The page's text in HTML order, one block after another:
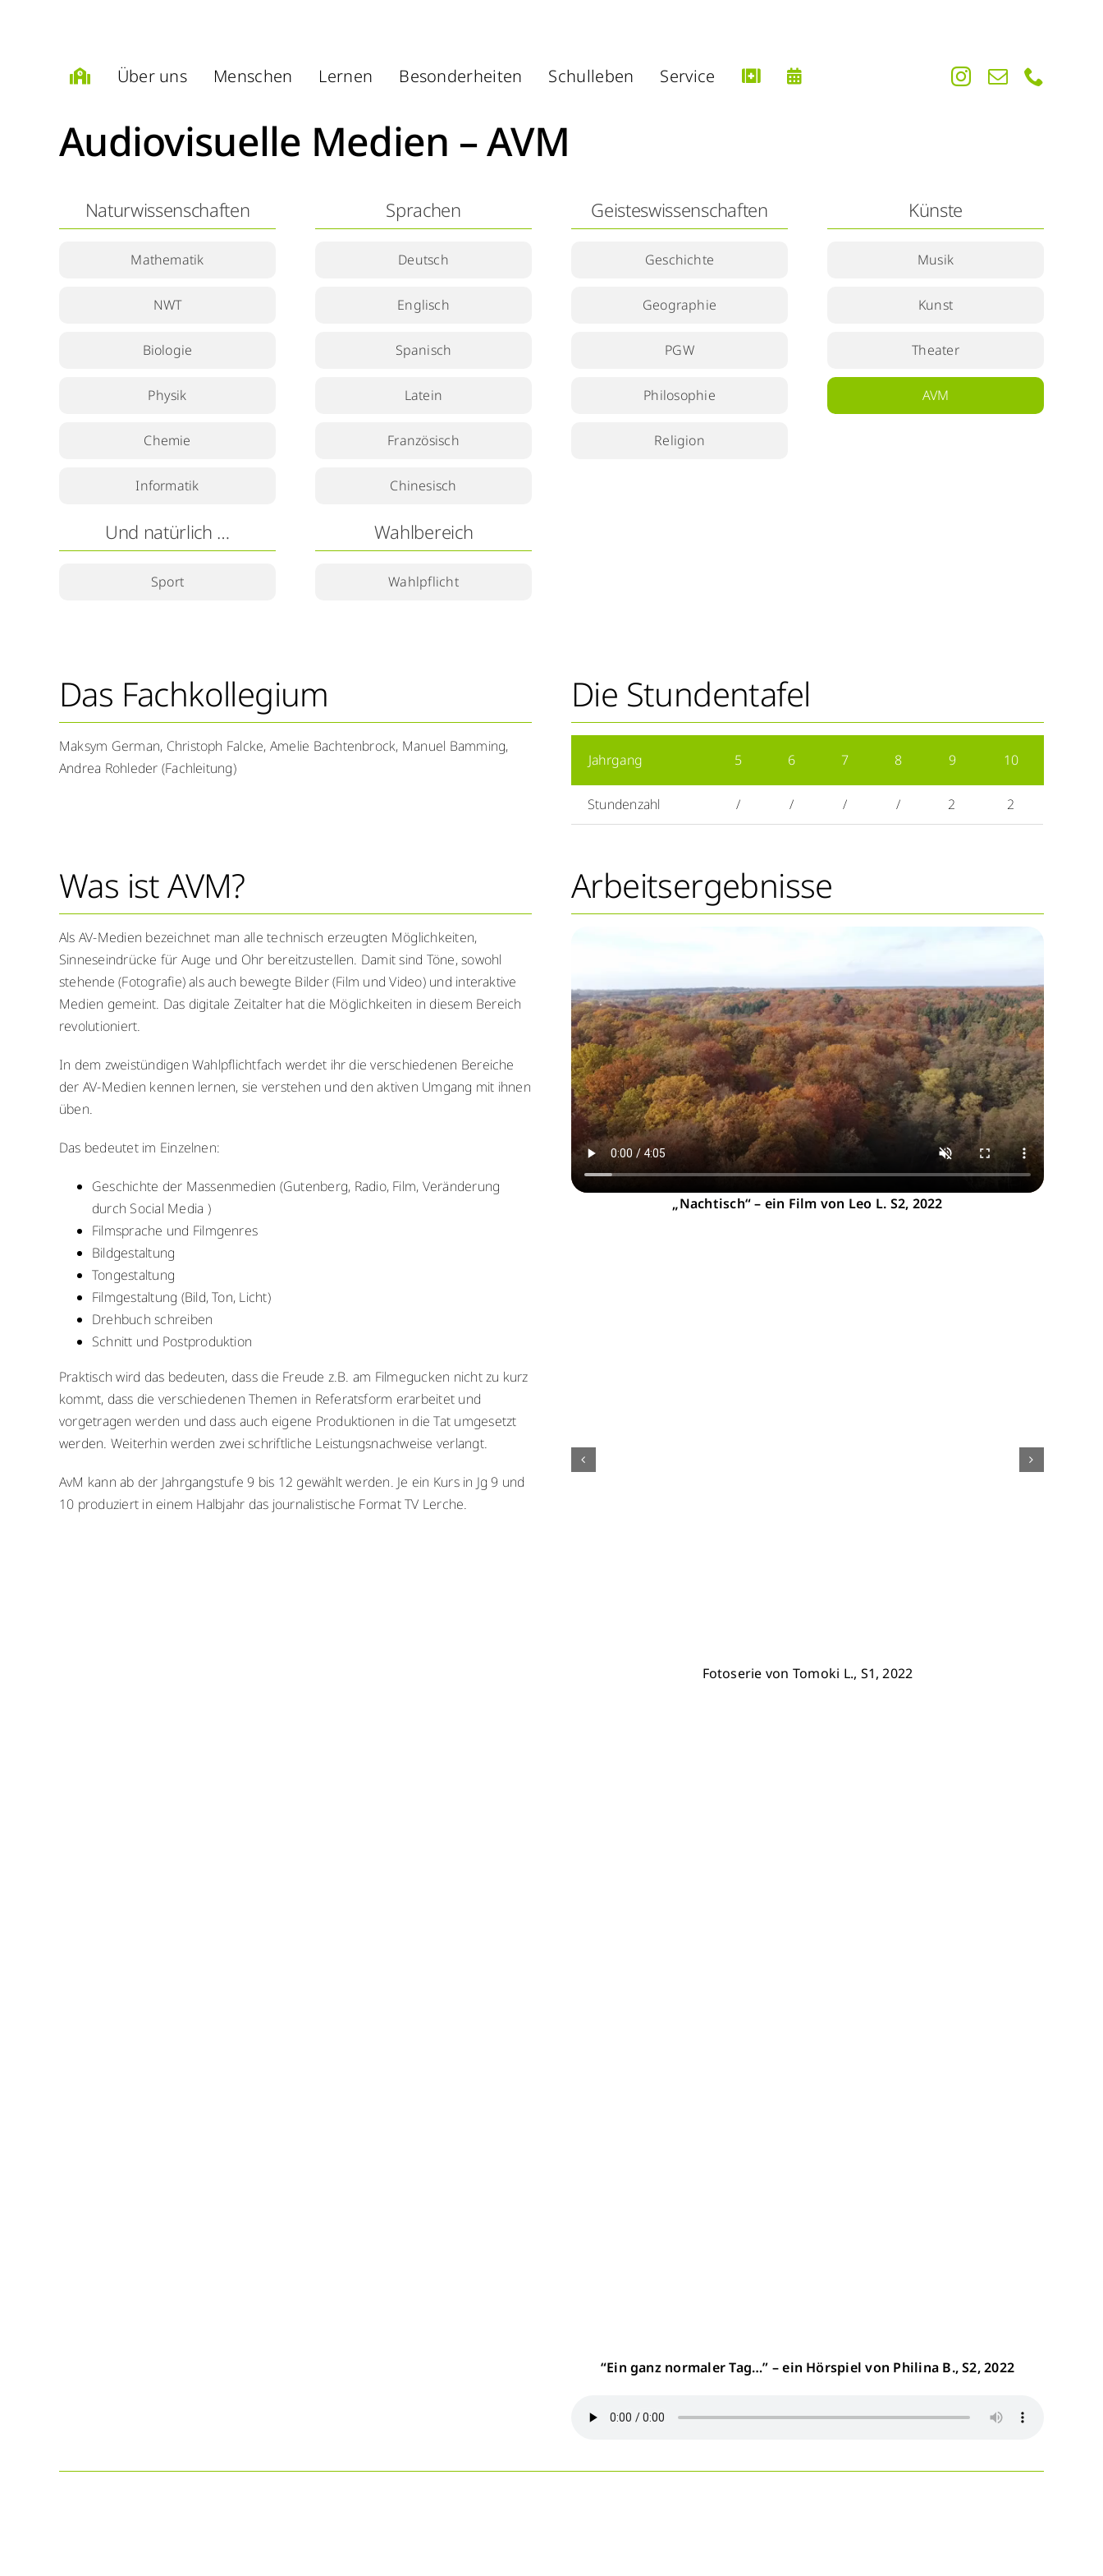
Über uns Menschen Lernen Besonderheiten Schulleben Service
Audiovisuelle Medien – AVM
Naturwissenschaften
Mathematik
NWT
Biologie
Physik
Chemie
Informatik
Und natürlich …
Sport
Sprachen
Deutsch
Englisch
Spanisch
Latein
Französisch
Chinesisch
Wahlbereich
Wahlpflicht
Geisteswissenschaften
Geschichte
Geographie
PGW
Philosophie
Religion
Künste
Musik
Kunst
Theater
AVM
Das Fachkollegium
Maksym German, Christoph Falcke, Amelie Bachtenbrock, Manuel Bamming,
Andrea Rohleder (Fachleitung)
Die Stundentafel
Jahrgang 5 6 7 8 9 10
Stundenzahl / / / / 2 2
Was ist AVM?
Als AV-Medien bezeichnet man alle technisch erzeugten Möglichkeiten,
Sinneseindrücke für Auge und Ohr bereitzustellen. Damit sind Töne, sowohl
stehende (Fotografie) als auch bewegte Bilder (Film und Video) und interaktive
Medien gemeint. Das digitale Zeitalter hat die Möglichkeiten in diesem Bereich
revolutioniert.
In dem zweistündigen Wahlpflichtfach werdet ihr die verschiedenen Bereiche
der AV-Medien kennen lernen, sie verstehen und den aktiven Umgang mit ihnen
üben.
Das bedeutet im Einzelnen:
Geschichte der Massenmedien (Gutenberg, Radio, Film, Veränderung
durch Social Media )
Filmsprache und Filmgenres
Bildgestaltung
Tongestaltung
Filmgestaltung (Bild, Ton, Licht)
Drehbuch schreiben
Schnitt und Postproduktion
Praktisch wird das bedeuten, dass die Freude z.B. am Filmegucken nicht zu kurz
kommt, dass die verschiedenen Themen in Referatsform erarbeitet und
vorgetragen werden und dass auch eigene Produktionen in die Tat umgesetzt
werden. Weiterhin werden zwei schriftliche Leistungsnachweise verlangt.
AvM kann ab der Jahrgangstufe 9 bis 12 gewählt werden. Je ein Kurs in Jg 9 und
10 produziert in einem Halbjahr das journalistische Format TV Lerche.
Arbeitsergebnisse
„Nachtisch“ – ein Film von Leo L. S2, 2022
Fotoserie von Tomoki L., S1, 2022​
“Ein ganz normaler Tag…” – ein Hörspiel von Philina B., S2, 2022